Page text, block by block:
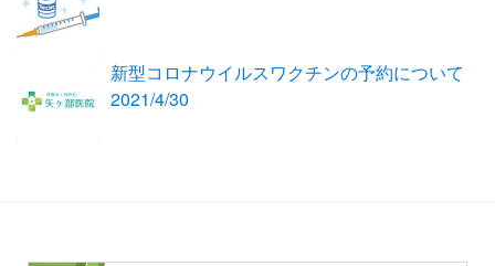
新型コロナウイルスワクチンの予約について
2021/4/30